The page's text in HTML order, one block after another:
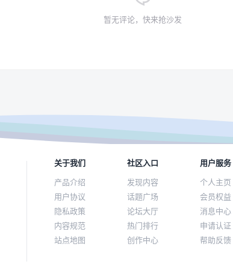
暂无评论，快来抢沙发
关于我们
产品介绍
用户协议
隐私政策
内容规范
站点地图
社区入口
发现内容
话题广场
论坛大厅
热门排行
创作中心
用户服务
个人主页
会员权益
消息中心
申请认证
帮助反馈